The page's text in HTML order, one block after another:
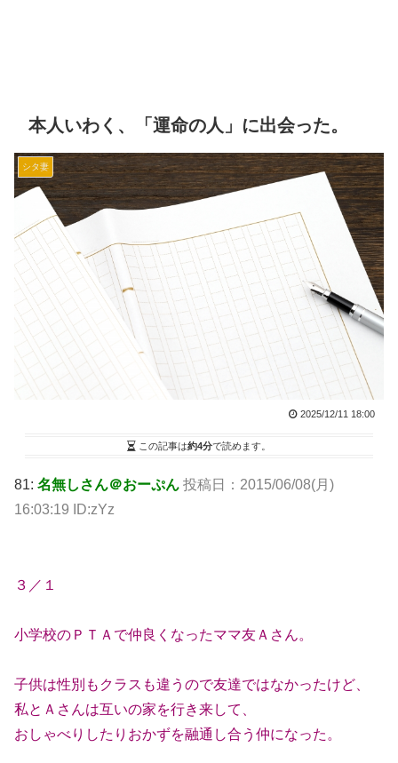
本人いわく、「運命の人」に出会った。
シタ妻
2025/12/11 18:00
この記事は約4分で読めます。
81: 名無しさん＠おーぷん 投稿日：2015/06/08(月)
16:03:19 ID:zYz
３／１
小学校のＰＴＡで仲良くなったママ友Ａさん。
子供は性別もクラスも違うので友達ではなかったけど、
私とＡさんは互いの家を行き来して、
おしゃべりしたりおかずを融通し合う仲になった。